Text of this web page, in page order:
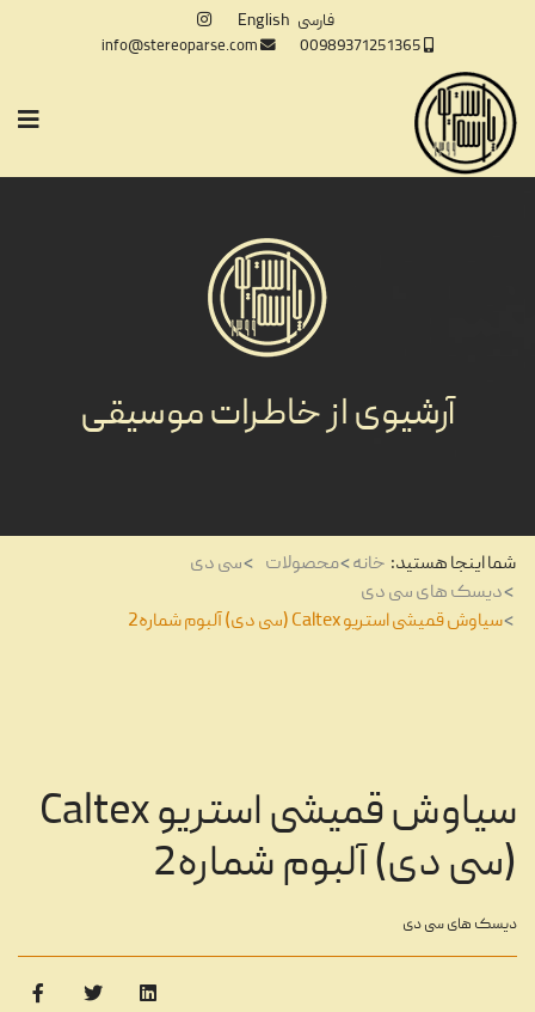
فارسی English
00989371251365
info@stereoparse.com
آرشیوی از خاطرات موسیقی
شما اینجا هستید: خانه محصولات
سی دی
دیسک های سی دی
سیاوش قمیشی استریو Caltex (سی دی) آلبوم شماره2
سیاوش قمیشی استریو Caltex
(سی دی) آلبوم شماره2
دیسک های سی دی